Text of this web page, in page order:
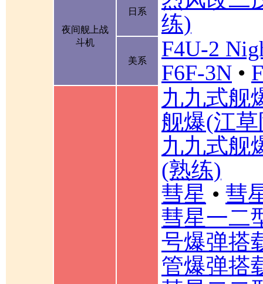
夜间舰上战
斗机
日系
练)
美系
F4U-2
F6F-3N •
九九式舰
舰爆(江
九九式舰
(熟练)
彗星 • 彗
彗星一二
号爆弹搭
管爆弹搭